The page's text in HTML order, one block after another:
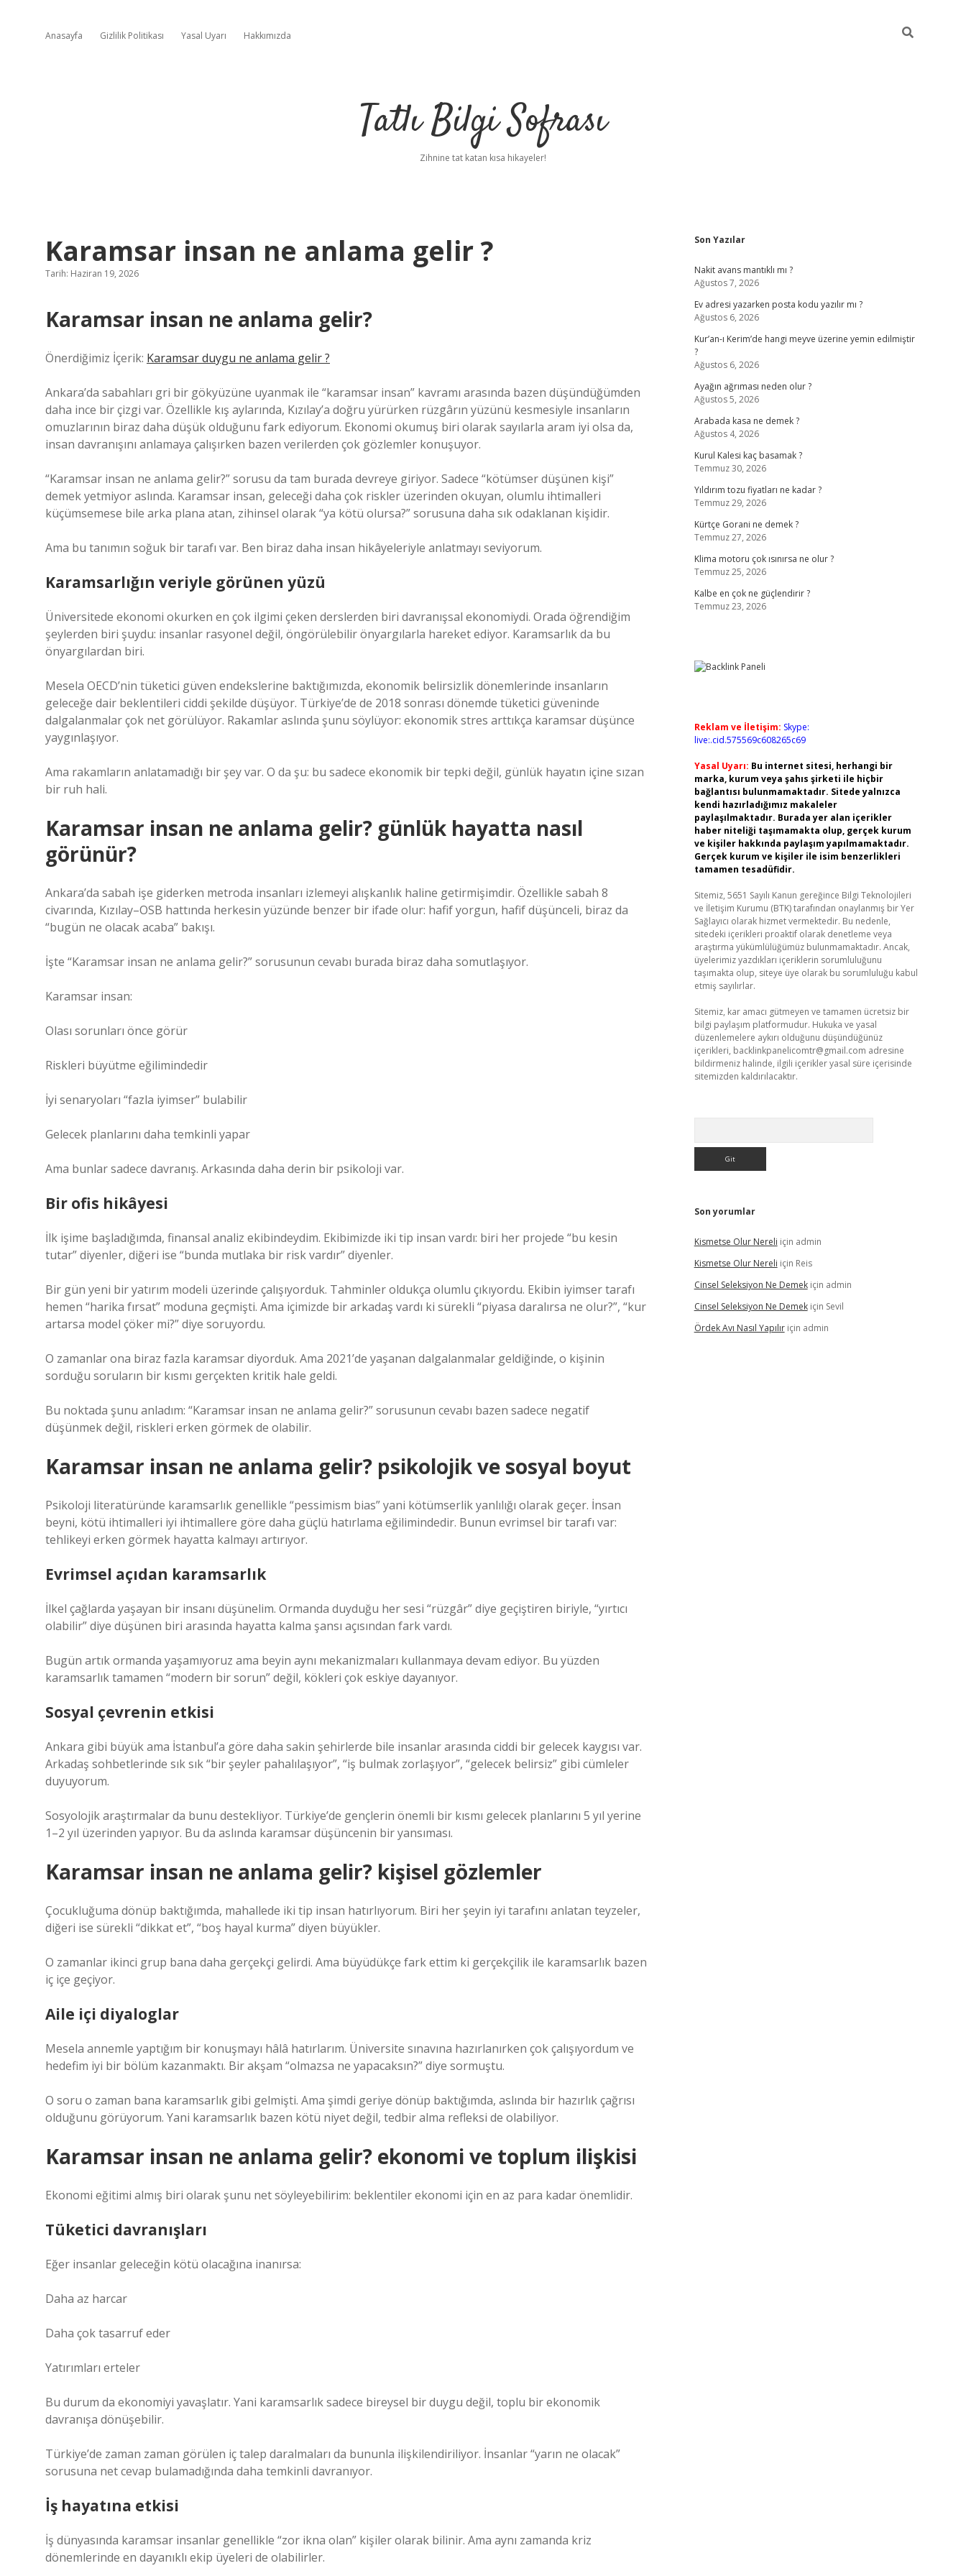
Anasayfa Gizlilik Politikası Yasal Uyarı Hakkımızda
Tatlı Bilgi Sofrası
Zihnine tat katan kısa hikayeler!
Karamsar insan ne anlama gelir ?
Tarih: Haziran 19, 2026
Karamsar insan ne anlama gelir?
Önerdiğimiz İçerik: Karamsar duygu ne anlama gelir ?
Ankara’da sabahları gri bir gökyüzüne uyanmak ile “karamsar insan” kavramı arasında bazen düşündüğümden
daha ince bir çizgi var. Özellikle kış aylarında, Kızılay’a doğru yürürken rüzgârın yüzünü kesmesiyle insanların
omuzlarının biraz daha düşük olduğunu fark ediyorum. Ekonomi okumuş biri olarak sayılarla aram iyi olsa da,
insan davranışını anlamaya çalışırken bazen verilerden çok gözlemler konuşuyor.
“Karamsar insan ne anlama gelir?” sorusu da tam burada devreye giriyor. Sadece “kötümser düşünen kişi”
demek yetmiyor aslında. Karamsar insan, geleceği daha çok riskler üzerinden okuyan, olumlu ihtimalleri
küçümsemese bile arka plana atan, zihinsel olarak “ya kötü olursa?” sorusuna daha sık odaklanan kişidir.
Ama bu tanımın soğuk bir tarafı var. Ben biraz daha insan hikâyeleriyle anlatmayı seviyorum.
Karamsarlığın veriyle görünen yüzü
Üniversitede ekonomi okurken en çok ilgimi çeken derslerden biri davranışsal ekonomiydi. Orada öğrendiğim
şeylerden biri şuydu: insanlar rasyonel değil, öngörülebilir önyargılarla hareket ediyor. Karamsarlık da bu
önyargılardan biri.
Mesela OECD’nin tüketici güven endekslerine baktığımızda, ekonomik belirsizlik dönemlerinde insanların
geleceğe dair beklentileri ciddi şekilde düşüyor. Türkiye’de de 2018 sonrası dönemde tüketici güveninde
dalgalanmalar çok net görülüyor. Rakamlar aslında şunu söylüyor: ekonomik stres arttıkça karamsar düşünce
yaygınlaşıyor.
Ama rakamların anlatamadığı bir şey var. O da şu: bu sadece ekonomik bir tepki değil, günlük hayatın içine sızan
bir ruh hali.
Karamsar insan ne anlama gelir? günlük hayatta nasıl
görünür?
Ankara’da sabah işe giderken metroda insanları izlemeyi alışkanlık haline getirmişimdir. Özellikle sabah 8
civarında, Kızılay–OSB hattında herkesin yüzünde benzer bir ifade olur: hafif yorgun, hafif düşünceli, biraz da
“bugün ne olacak acaba” bakışı.
İşte “Karamsar insan ne anlama gelir?” sorusunun cevabı burada biraz daha somutlaşıyor.
Karamsar insan:
Olası sorunları önce görür
Riskleri büyütme eğilimindedir
İyi senaryoları “fazla iyimser” bulabilir
Gelecek planlarını daha temkinli yapar
Ama bunlar sadece davranış. Arkasında daha derin bir psikoloji var.
Bir ofis hikâyesi
İlk işime başladığımda, finansal analiz ekibindeydim. Ekibimizde iki tip insan vardı: biri her projede “bu kesin
tutar” diyenler, diğeri ise “bunda mutlaka bir risk vardır” diyenler.
Bir gün yeni bir yatırım modeli üzerinde çalışıyorduk. Tahminler oldukça olumlu çıkıyordu. Ekibin iyimser tarafı
hemen “harika fırsat” moduna geçmişti. Ama içimizde bir arkadaş vardı ki sürekli “piyasa daralırsa ne olur?”, “kur
artarsa model çöker mi?” diye soruyordu.
O zamanlar ona biraz fazla karamsar diyorduk. Ama 2021’de yaşanan dalgalanmalar geldiğinde, o kişinin
sorduğu soruların bir kısmı gerçekten kritik hale geldi.
Bu noktada şunu anladım: “Karamsar insan ne anlama gelir?” sorusunun cevabı bazen sadece negatif
düşünmek değil, riskleri erken görmek de olabilir.
Karamsar insan ne anlama gelir? psikolojik ve sosyal boyut
Psikoloji literatüründe karamsarlık genellikle “pessimism bias” yani kötümserlik yanlılığı olarak geçer. İnsan
beyni, kötü ihtimalleri iyi ihtimallere göre daha güçlü hatırlama eğilimindedir. Bunun evrimsel bir tarafı var:
tehlikeyi erken görmek hayatta kalmayı artırıyor.
Evrimsel açıdan karamsarlık
İlkel çağlarda yaşayan bir insanı düşünelim. Ormanda duyduğu her sesi “rüzgâr” diye geçiştiren biriyle, “yırtıcı
olabilir” diye düşünen biri arasında hayatta kalma şansı açısından fark vardı.
Bugün artık ormanda yaşamıyoruz ama beyin aynı mekanizmaları kullanmaya devam ediyor. Bu yüzden
karamsarlık tamamen “modern bir sorun” değil, kökleri çok eskiye dayanıyor.
Sosyal çevrenin etkisi
Ankara gibi büyük ama İstanbul’a göre daha sakin şehirlerde bile insanlar arasında ciddi bir gelecek kaygısı var.
Arkadaş sohbetlerinde sık sık “bir şeyler pahalılaşıyor”, “iş bulmak zorlaşıyor”, “gelecek belirsiz” gibi cümleler
duyuyorum.
Sosyolojik araştırmalar da bunu destekliyor. Türkiye’de gençlerin önemli bir kısmı gelecek planlarını 5 yıl yerine
1–2 yıl üzerinden yapıyor. Bu da aslında karamsar düşüncenin bir yansıması.
Karamsar insan ne anlama gelir? kişisel gözlemler
Çocukluğuma dönüp baktığımda, mahallede iki tip insan hatırlıyorum. Biri her şeyin iyi tarafını anlatan teyzeler,
diğeri ise sürekli “dikkat et”, “boş hayal kurma” diyen büyükler.
O zamanlar ikinci grup bana daha gerçekçi gelirdi. Ama büyüdükçe fark ettim ki gerçekçilik ile karamsarlık bazen
iç içe geçiyor.
Aile içi diyaloglar
Mesela annemle yaptığım bir konuşmayı hâlâ hatırlarım. Üniversite sınavına hazırlanırken çok çalışıyordum ve
hedefim iyi bir bölüm kazanmaktı. Bir akşam “olmazsa ne yapacaksın?” diye sormuştu.
O soru o zaman bana karamsarlık gibi gelmişti. Ama şimdi geriye dönüp baktığımda, aslında bir hazırlık çağrısı
olduğunu görüyorum. Yani karamsarlık bazen kötü niyet değil, tedbir alma refleksi de olabiliyor.
Karamsar insan ne anlama gelir? ekonomi ve toplum ilişkisi
Ekonomi eğitimi almış biri olarak şunu net söyleyebilirim: beklentiler ekonomi için en az para kadar önemlidir.
Tüketici davranışları
Eğer insanlar geleceğin kötü olacağına inanırsa:
Daha az harcar
Daha çok tasarruf eder
Yatırımları erteler
Bu durum da ekonomiyi yavaşlatır. Yani karamsarlık sadece bireysel bir duygu değil, toplu bir ekonomik
davranışa dönüşebilir.
Türkiye’de zaman zaman görülen iç talep daralmaları da bununla ilişkilendiriliyor. İnsanlar “yarın ne olacak”
sorusuna net cevap bulamadığında daha temkinli davranıyor.
İş hayatına etkisi
İş dünyasında karamsar insanlar genellikle “zor ikna olan” kişiler olarak bilinir. Ama aynı zamanda kriz
dönemlerinde en dayanıklı ekip üyeleri de olabilirler.
Sidebar
Son Yazılar
Nakit avans mantıklı mı ?
Ağustos 7, 2026
Ev adresi yazarken posta kodu yazılır mı ?
Ağustos 6, 2026
Kur’an-ı Kerim’de hangi meyve üzerine yemin edilmiştir
?
Ağustos 6, 2026
Ayağın ağrıması neden olur ?
Ağustos 5, 2026
Arabada kasa ne demek ?
Ağustos 4, 2026
Kurul Kalesi kaç basamak ?
Temmuz 30, 2026
Yıldırım tozu fiyatları ne kadar ?
Temmuz 29, 2026
Kürtçe Gorani ne demek ?
Temmuz 27, 2026
Klima motoru çok ısınırsa ne olur ?
Temmuz 25, 2026
Kalbe en çok ne güçlendirir ?
Temmuz 23, 2026
Reklam ve İletişim: Skype:
live:.cid.575569c608265c69
Yasal Uyarı: Bu internet sitesi, herhangi bir
marka, kurum veya şahıs şirketi ile hiçbir
bağlantısı bulunmamaktadır. Sitede yalnızca
kendi hazırladığımız makaleler
paylaşılmaktadır. Burada yer alan içerikler
haber niteliği taşımamakta olup, gerçek kurum
ve kişiler hakkında paylaşım yapılmamaktadır.
Gerçek kurum ve kişiler ile isim benzerlikleri
tamamen tesadüfidir.
Sitemiz, 5651 Sayılı Kanun gereğince Bilgi Teknolojileri
ve İletişim Kurumu (BTK) tarafından onaylanmış bir Yer
Sağlayıcı olarak hizmet vermektedir. Bu nedenle,
sitedeki içerikleri proaktif olarak denetleme veya
araştırma yükümlülüğümüz bulunmamaktadır. Ancak,
üyelerimiz yazdıkları içeriklerin sorumluluğunu
taşımakta olup, siteye üye olarak bu sorumluluğu kabul
etmiş sayılırlar.
Sitemiz, kar amacı gütmeyen ve tamamen ücretsiz bir
bilgi paylaşım platformudur. Hukuka ve yasal
düzenlemelere aykırı olduğunu düşündüğünüz
içerikleri, backlinkpanelicomtr@gmail.com adresine
bildirmeniz halinde, ilgili içerikler yasal süre içerisinde
sitemizden kaldırılacaktır.
Son yorumlar
Kismetse Olur Nereli için admin
Kismetse Olur Nereli için Reis
Cinsel Seleksiyon Ne Demekiçin admin
Cinsel Seleksiyon Ne Demekiçin Sevil
Ördek Avı Nasıl Yapılıriçin admin